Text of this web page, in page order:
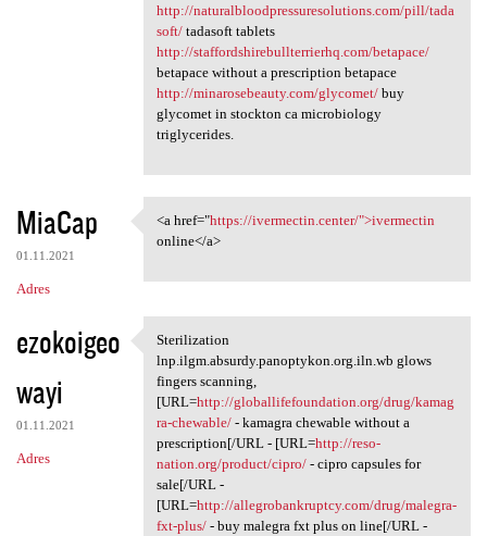
http://naturalbloodpressuresolutions.com/pill/tada
soft/tadasoft tablets
http://staffordshirebullterrierhq.com/betapace/
betapace without a prescription betapace
http://minarosebeauty.com/glycomet/buy
glycomet in stockton ca microbiology
triglycerides.
MiaCap
01.11.2021
Adres
<a href="https://ivermectin
<a href="https://ivermectin.center/">ivermectin
online</a>
ezokoigeo
wayi
01.11.2021
Adres
Sterilization lnp.ilgm
Sterilization
lnp.ilgm.absurdy.panoptykon.org.iln.wb glows
fingers scanning,
[URL=http://globallifefoundation.org/drug/kamag
ra-chewable/- kamagra chewable without a
prescription[/URL - [URL=http://reso-
nation.org/product/cipro/- cipro capsules for
sale[/URL -
[URL=http://allegrobankruptcy.com/drug/malegra-
fxt-plus/- buy malegra fxt plus on line[/URL -